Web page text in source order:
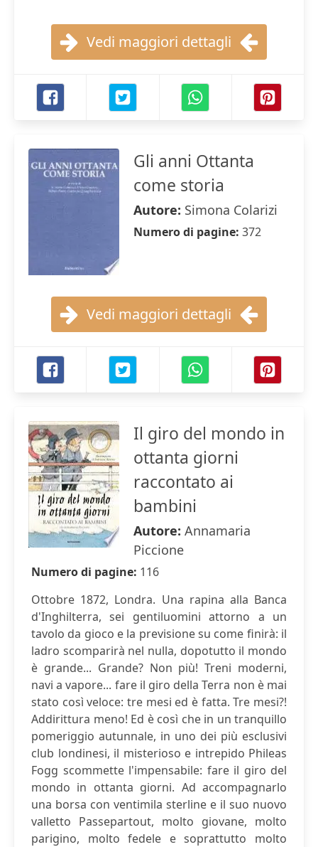
Vedi maggiori dettagli
Gli anni Ottanta
come storia
Autore: Simona Colarizi
Numero di pagine: 372
Vedi maggiori dettagli
Il giro del mondo in
ottanta giorni
raccontato ai
bambini
Autore: Annamaria
Piccione
Numero di pagine: 116
Ottobre 1872, Londra. Una rapina alla Banca
d'Inghilterra, sei gentiluomini attorno a un
tavolo da gioco e la previsione su come finirà: il
ladro scomparirà nel nulla, dopotutto il mondo
è grande... Grande? Non più! Treni moderni,
navi a vapore... fare il giro della Terra non è mai
stato così veloce: tre mesi ed è fatta. Tre mesi?!
Addirittura meno! Ed è così che in un tranquillo
pomeriggio autunnale, in uno dei più esclusivi
club londinesi, il misterioso e intrepido Phileas
Fogg scommette l'impensabile: fare il giro del
mondo in ottanta giorni. Ad accompagnarlo
una borsa con ventimila sterline e il suo nuovo
valletto Passepartout, molto giovane, molto
parigino, molto fedele e soprattutto molto